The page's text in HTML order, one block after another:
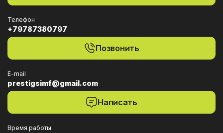
Телефон
+79787380797
Позвонить
E-mail
prestigsimf@gmail.com
Написать
Время работы